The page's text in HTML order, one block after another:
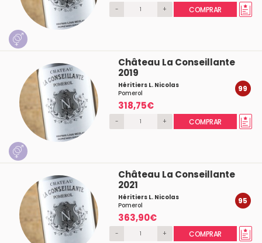
- + COMPRAR
Château La Conseillante
2019
Héritiers L. Nicolas
Pomerol
318,75€
99
- + COMPRAR
Château La Conseillante
2021
Héritiers L. Nicolas
Pomerol
363,90€
95
- + COMPRAR